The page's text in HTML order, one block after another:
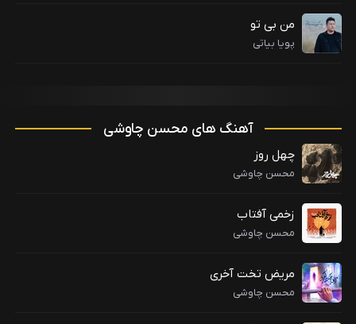
من بی تو
پویا بیاتی
آهنگ های محسن چاوشی
چهل روز
محسن چاوشی
زخمی آفتاب
محسن چاوشی
مریض تخت آخری
محسن چاوشی